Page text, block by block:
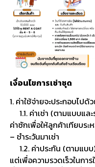
เงื่อนไขการเช่าชุด
1. ค่าใช้จ่ายจะประกอบไป
1.1. ค่าเช่า (ตามแบบและ
ค่าซักเพื่อให้ลูกค้าเทียบระ
– ชำระวันมาเช่า
1.2. ค่าประกัน (ตามแบ
แต่เพื่อความรวดเร็วในกา